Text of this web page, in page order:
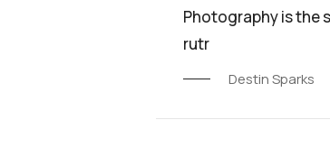
Photography is the
rutr
Destin Sparks